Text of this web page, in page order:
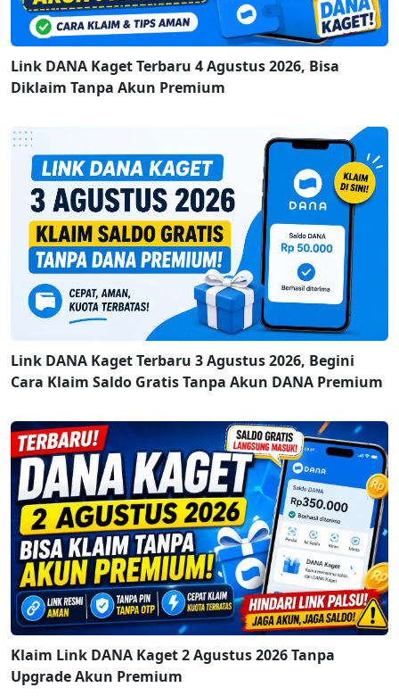
Link DANA Kaget Terbaru 4 Agustus 2026, Bisa
Diklaim Tanpa Akun Premium
Link DANA Kaget Terbaru 3 Agustus 2026, Begini
Cara Klaim Saldo Gratis Tanpa Akun DANA Premium
Klaim Link DANA Kaget 2 Agustus 2026 Tanpa
Upgrade Akun Premium